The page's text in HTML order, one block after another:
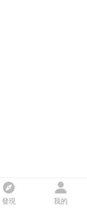
發現 我的